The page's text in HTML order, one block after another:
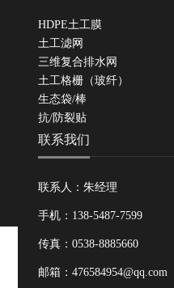
HDPE土工膜
土工滤网
三维复合排水网
土工格栅（玻纤）
生态袋/棒
抗/防裂贴
联系我们
联系人：朱经理
手机：138-5487-7599
传真：0538-8885660
邮箱：476584954@qq.com